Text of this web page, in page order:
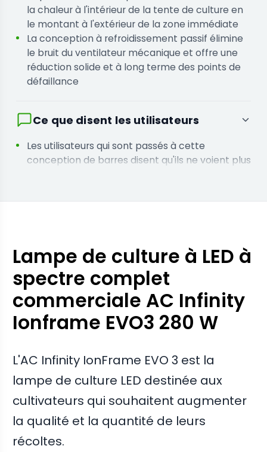
programmables pouvant être contrôlés à
distance via Wi-Fi
la chaleur à l'intérieur de la tente de culture en
le montant à l'extérieur de la zone immédiate
La conception à refroidissement passif élimine
le bruit du ventilateur mécanique et offre une
réduction solide et à long terme des points de
défaillance
Ce que disent les utilisateurs
Les utilisateurs qui sont passés à cette
conception de barres disent qu'ils ne voient plus
Les cultivateurs utilisant l'automatisation basée
lumineuse et de la synchronisation
Lampe de culture à LED à
spectre complet
commerciale AC Infinity
Ionframe EVO3 280 W
L'AC Infinity IonFrame EVO 3 est la
lampe de culture LED destinée aux
cultivateurs qui souhaitent augmenter
la qualité et la quantité de leurs
récoltes.